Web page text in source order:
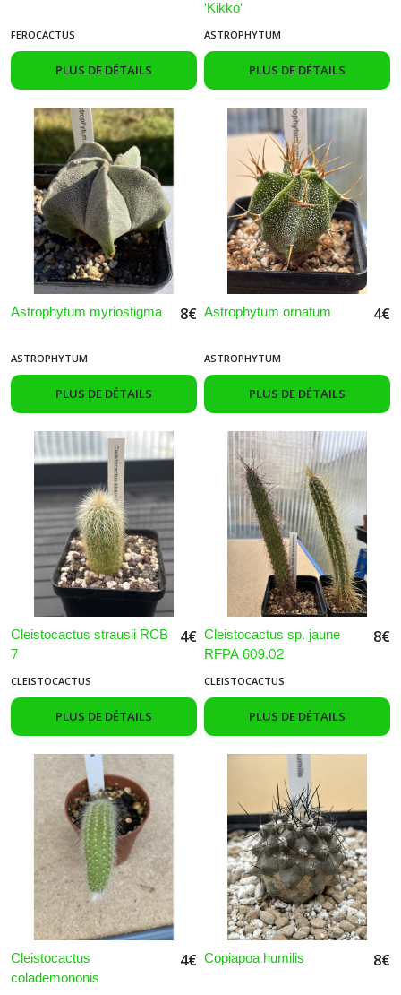
FEROCACTUS
PLUS DE DÉTAILS
'Kikko'
ASTROPHYTUM
PLUS DE DÉTAILS
Astrophytum myriostigma 8€
ASTROPHYTUM
PLUS DE DÉTAILS
Astrophytum ornatum 4€
ASTROPHYTUM
PLUS DE DÉTAILS
Cleistocactus strausii RCB
7
4€
CLEISTOCACTUS
PLUS DE DÉTAILS
Cleistocactus sp. jaune
RFPA 609.02
8€
CLEISTOCACTUS
PLUS DE DÉTAILS
Cleistocactus
colademononis
4€ Copiapoa humilis 8€